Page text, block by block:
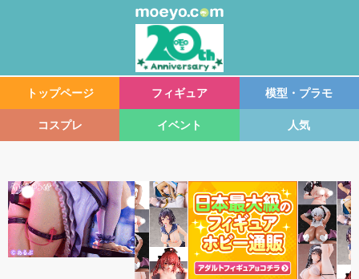
トップページ フィギュア 模型・プラモ
コスプレ イベント 人気